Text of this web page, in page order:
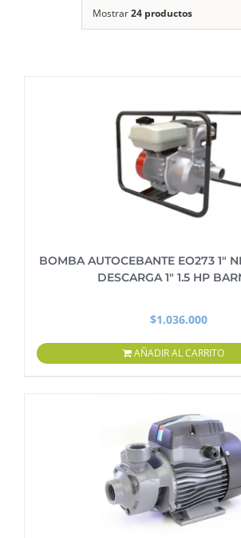
Mostrar24 productos
BOMBA AUTOCEBANTE EO273 1″
DESCARGA 1″ 1.5 HP
$1.036.000
AÑADIR AL CARRITO